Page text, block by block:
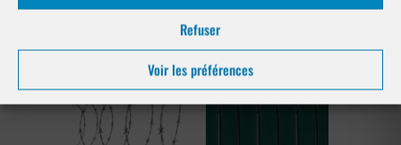
Refuser
Voir les préférences
Nos références posés
à Saint-Jean-Cap-Ferrat 06230